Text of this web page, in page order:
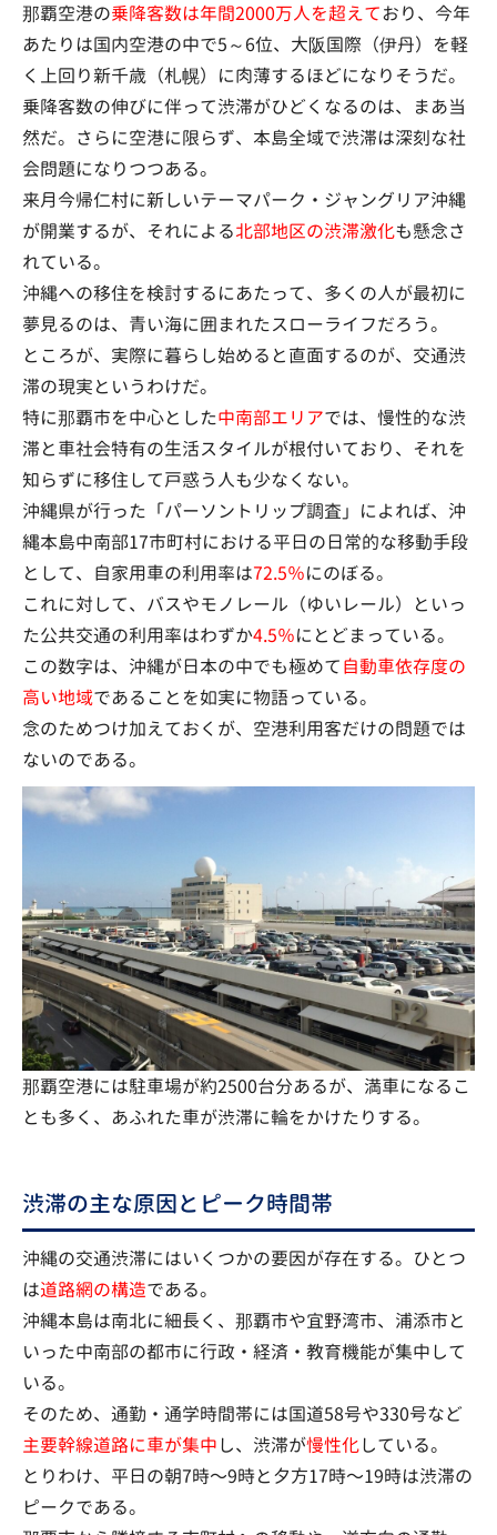
那覇空港の乗降客数は年間2000万人を超えており、今年
あたりは国内空港の中で5～6位、大阪国際（伊丹）を軽
く上回り新千歳（札幌）に肉薄するほどになりそうだ。
乗降客数の伸びに伴って渋滞がひどくなるのは、まあ当
然だ。さらに空港に限らず、本島全域で渋滞は深刻な社
会問題になりつつある。
来月今帰仁村に新しいテーマパーク・ジャングリア沖縄
が開業するが、それによる北部地区の渋滞激化も懸念さ
れている。
沖縄への移住を検討するにあたって、多くの人が最初に
夢見るのは、青い海に囲まれたスローライフだろう。
ところが、実際に暮らし始めると直面するのが、交通渋
滞の現実というわけだ。
特に那覇市を中心とした中南部エリアでは、慢性的な渋
滞と車社会特有の生活スタイルが根付いており、それを
知らずに移住して戸惑う人も少なくない。
沖縄県が行った「パーソントリップ調査」によれば、沖
縄本島中南部17市町村における平日の日常的な移動手段
として、自家用車の利用率は72.5％にのぼる。
これに対して、バスやモノレール（ゆいレール）といっ
た公共交通の利用率はわずか4.5％にとどまっている。
この数字は、沖縄が日本の中でも極めて自動車依存度の
高い地域であることを如実に物語っている。
念のためつけ加えておくが、空港利用客だけの問題では
ないのである。
那覇空港には駐車場が約2500台分あるが、満車になるこ
とも多く、あふれた車が渋滞に輪をかけたりする。
渋滞の主な原因とピーク時間帯
沖縄の交通渋滞にはいくつかの要因が存在する。ひとつ
は道路網の構造である。
沖縄本島は南北に細長く、那覇市や宜野湾市、浦添市と
いった中南部の都市に行政・経済・教育機能が集中して
いる。
そのため、通勤・通学時間帯には国道58号や330号など
主要幹線道路に車が集中し、渋滞が慢性化している。
とりわけ、平日の朝7時〜9時と夕方17時〜19時は渋滞の
ピークである。